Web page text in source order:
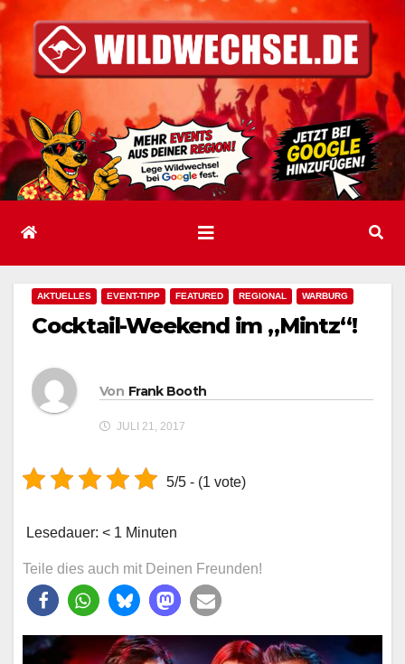
Inhalt
springen
AKTUELLES EVENT-TIPP FEATURED REGIONAL WARBURG
Cocktail-Weekend im „Mintz“!
Von Frank Booth
JULI 21, 2017
5/5 - (1 vote)
Lesedauer: < 1 Minuten
Teile dies auch mit Deinen Freunden!